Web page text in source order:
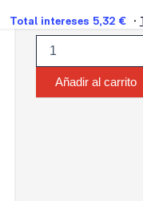
Añadir al carrito